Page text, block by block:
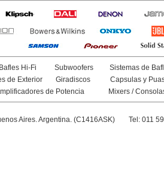
Bafles Hi-Fi Subwoofers
Sistemas de
de Exterior Giradiscos
Capsulas y
de Potencia Mixers /
Aires. Argentina. (C1416ASK) Tel: 011